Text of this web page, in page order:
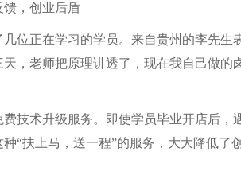
馈，创业后盾
位正在学习的学员。来自贵州的李先生
，老师把原理讲透了，现在我自己做的
技术升级服务。即使学员毕业开店后，
“扶上马，送一程”的服务，大大降低了